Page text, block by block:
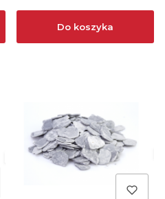
Do koszyka